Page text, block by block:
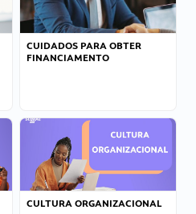
CUIDADOS PARA OBTER
FINANCIAMENTO
CULTURA ORGANIZACIONAL